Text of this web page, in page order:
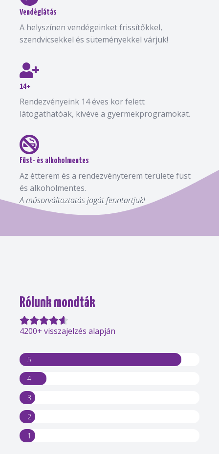
Vendéglátás
A helyszínen vendégeinket frissítőkkel,
szendvicsekkel és süteményekkel várjuk!
14+
Rendezvényeink 14 éves kor felett
látogathatóak, kivéve a gyermekprogramokat.
Füst- és alkoholmentes
Az étterem és a rendezvényterem területe füst
és alkoholmentes.
A műsorváltoztatás jogát fenntartjuk!
Rólunk mondták
4200+ visszajelzés alapján
5
4
3
2
1